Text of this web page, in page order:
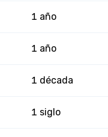
1 año
1 año
1 década
1 siglo